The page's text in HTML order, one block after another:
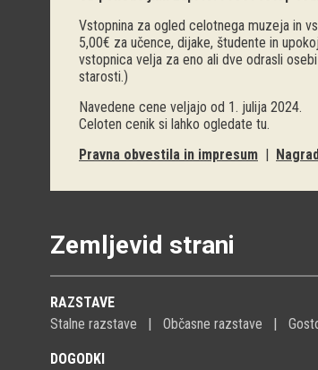
Vstopnina za ogled celotnega muzeja in
5,00€ za učence, dijake, študente in
vstopnica velja za eno ali dve odrasli
starosti.)
Navedene cene veljajo od 1. julija 2024.
Celoten cenik si lahko ogledate tu.
Pravna obvestila in impresum |
Zemljevid strani
RAZSTAVE
Stalne razstave
Občasne razstave
DOGODKI